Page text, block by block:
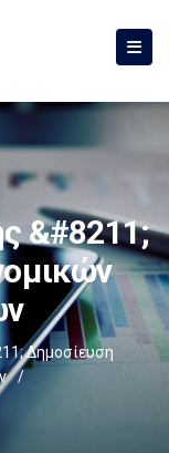
&#8211;
Δημοσίευση
/